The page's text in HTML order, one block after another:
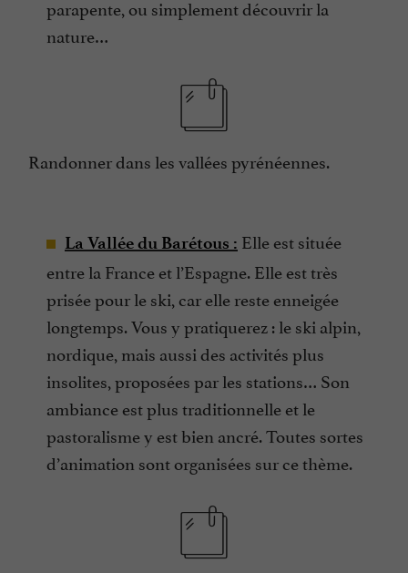
parapente, ou simplement découvrir la
nature…
Randonner dans les vallées pyrénéennes.
La Vallée du Barétous : Elle est située
entre la France et l’Espagne. Elle est très
prisée pour le ski, car elle reste enneigée
longtemps. Vous y pratiquerez : le ski alpin,
nordique, mais aussi des activités plus
insolites, proposées par les stations… Son
ambiance est plus traditionnelle et le
pastoralisme y est bien ancré. Toutes sortes
d’animation sont organisées sur ce thème.